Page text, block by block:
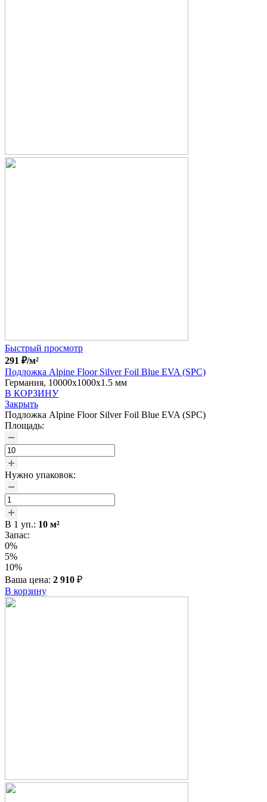
Быстрый просмотр
291 ₽/м²
Подложка Alpine Floor Silver Foil Blue EVA (SPC)
Германия, 10000x1000x1.5 мм
В КОРЗИНУ
Закрыть
Подложка Alpine Floor Silver Foil Blue EVA (SPC)
Площадь:
Нужно упаковок:
В 1 уп.: 10 м²
Запас:
0%
5%
10%
Ваша цена: 2 910 ₽
В корзину